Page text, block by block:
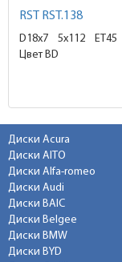
RST RST.138
D18x7 5x112 ET45
Цвет BD
Диски Acura
Диски AITO
Диски Alfa-romeo
Диски Audi
Диски BAIC
Диски Belgee
Диски BMW
Диски BYD